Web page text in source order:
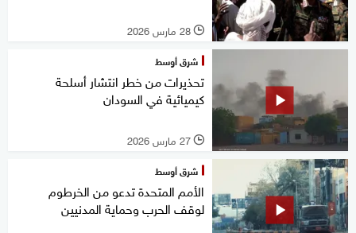
l 28 مارس 2026
شرق أوسط
تحذيرات من خطر انتشار أسلحة
كيميائية في السودان
l 27 مارس 2026
شرق أوسط
الأمم المتحدة تدعو من الخرطوم
لوقف الحرب وحماية المدنيين